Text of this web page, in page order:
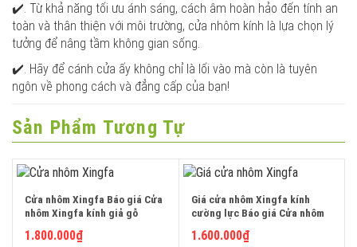
✔️. Từ khả năng tối ưu ánh sáng, cách âm hoàn hảo đến tính an
toàn và thân thiện với môi trường, cửa nhôm kính là lựa chọn lý
tưởng để nâng tầm không gian sống.
✔️. Hãy để cánh cửa ấy không chỉ là lối vào mà còn là tuyên
ngôn về phong cách và đẳng cấp của bạn!
Sản Phẩm Tương Tự
Cửa nhôm Xingfa Báo giá Cửa
nhôm Xingfa kính giả gỗ
phòng ngủ 1 2 4 cánh đẹp nhất
1.800.000₫
Giá cửa nhôm Xingfa kính
cường lực Báo giá Cửa nhôm
cửa nhôm kính phòng ngủ 1 2
1.600.000₫